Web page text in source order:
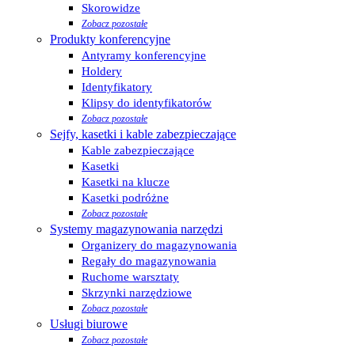
Skorowidze
Zobacz pozostałe
Produkty konferencyjne
Antyramy konferencyjne
Holdery
Identyfikatory
Klipsy do identyfikatorów
Zobacz pozostałe
Sejfy, kasetki i kable zabezpieczające
Kable zabezpieczające
Kasetki
Kasetki na klucze
Kasetki podróżne
Zobacz pozostałe
Systemy magazynowania narzędzi
Organizery do magazynowania
Regały do magazynowania
Ruchome warsztaty
Skrzynki narzędziowe
Zobacz pozostałe
Usługi biurowe
Zobacz pozostałe